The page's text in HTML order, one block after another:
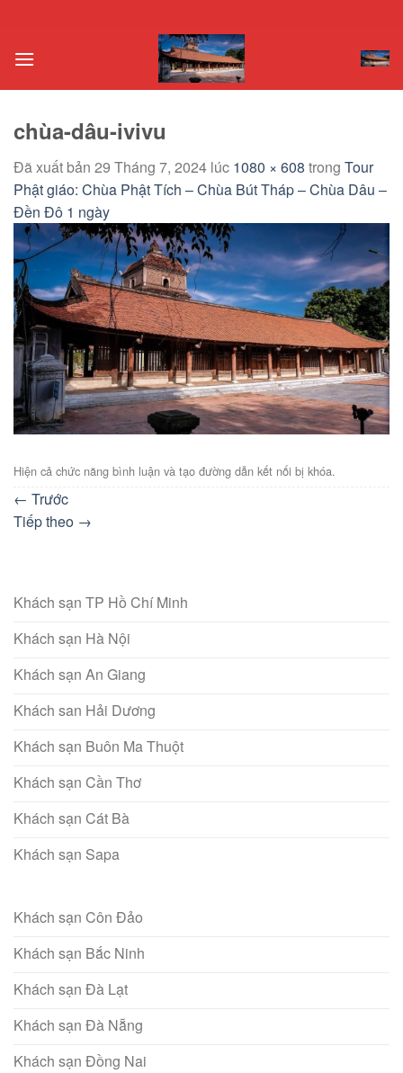
nội
chùa-dâu-ivivu
Đã xuất bản 29 Tháng 7, 2024 lúc 1080 × 608 trong Tour
Phật giáo: Chùa Phật Tích – Chùa Bút Tháp – Chùa Dâu –
Đền Đô 1 ngày
Hiện cả chức năng bình luận và tạo đường dẫn kết nối bị khóa.
← Trước
Tiếp theo →
Khách sạn TP Hồ Chí Minh
Khách sạn Hà Nội
Khách sạn An Giang
Khách san Hải Dương
Khách sạn Buôn Ma Thuột
Khách sạn Cần Thơ
Khách sạn Cát Bà
Khách sạn Sapa
Khách sạn Côn Đảo
Khách sạn Bắc Ninh
Khách sạn Đà Lạt
Khách sạn Đà Nẵng
Khách sạn Đồng Nai